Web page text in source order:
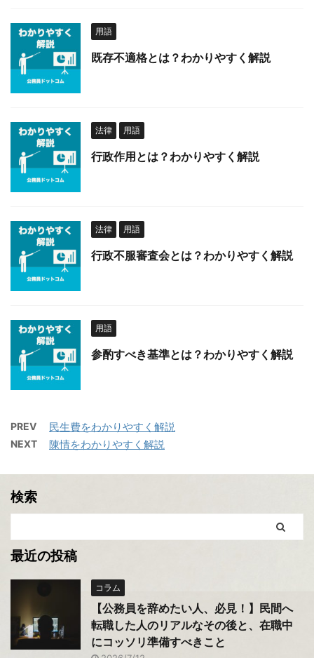
用語
既存不適格とは？わかりやすく解説
法律 用語
行政作用とは？わかりやすく解説
法律 用語
行政不服審査会とは？わかりやすく解説
用語
参酌すべき基準とは？わかりやすく解説
PREV 民生費をわかりやすく解説
NEXT 陳情をわかりやすく解説
検索
最近の投稿
コラム
【公務員を辞めたい人、必見！】民間へ
転職した人のリアルなその後と、在職中
にコッソリ準備すべきこと